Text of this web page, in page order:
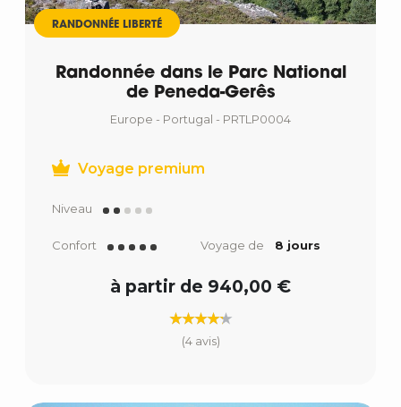
RANDONNÉE LIBERTÉ
Randonnée dans le Parc National
de Peneda-Gerês
Europe - Portugal - PRTLP0004
Voyage premium
Niveau
Confort Voyage de 8 jours
à partir de 940,00 €
(4 avis)